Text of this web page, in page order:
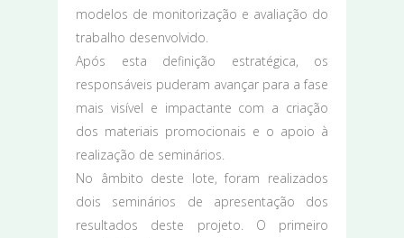
modelos de monitorização e avaliação do
trabalho desenvolvido.
Após esta definição estratégica, os
responsáveis puderam avançar para a fase
mais visível e impactante com a criação
dos materiais promocionais e o apoio à
realização de seminários.
No âmbito deste lote, foram realizados
dois seminários de apresentação dos
resultados deste projeto. O primeiro